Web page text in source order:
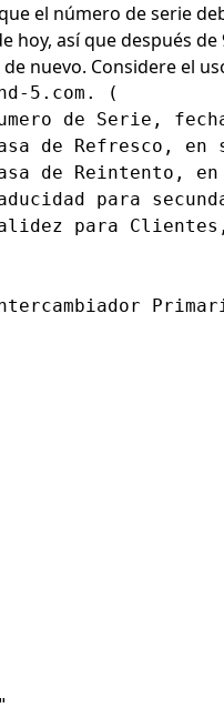
el número de serie
hoy, así que después
nuevo. Considere el
5.com. (
de Serie,
de Refresco, en
de Reintento, en
para
para